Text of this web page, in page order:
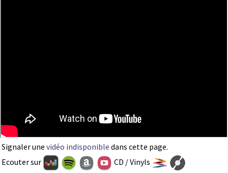
Signaler une vidéo indisponible dans cette page.
Ecouter sur
CD / Vinyls